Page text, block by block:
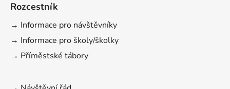
Rozcestník
→ Informace pro návštěvníky
→ Informace pro školy/školky
→ Příměstské tábory